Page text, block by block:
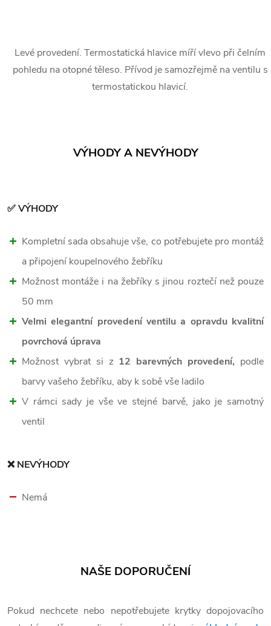
Levé provedení. Termostatická hlavice míří vlevo při čelním
pohledu na otopné těleso. Přívod je samozřejmě na ventilu s
termostatickou hlavicí.
VÝHODY A NEVÝHODY
✅ VÝHODY
Kompletní sada obsahuje vše, co potřebujete pro montáž
a připojení koupelnového žebříku
Možnost montáže i na žebříky s jinou roztečí než pouze
50 mm
Velmi elegantní provedení ventilu a opravdu kvalitní
povrchová úprava
Možnost vybrat si z 12 barevných provedení, podle
barvy vašeho žebříku, aby k sobě vše ladilo
V rámci sady je vše ve stejné barvě, jako je samotný
ventil
❌ NEVÝHODY
Nemá
NAŠE DOPORUČENÍ
Pokud nechcete nebo nepotřebujete krytky dopojovacího